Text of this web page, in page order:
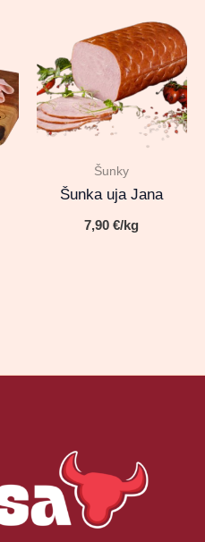
Šunky
Šunka uja Jana
7,90€/kg